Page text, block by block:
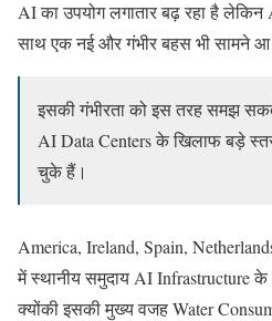
AI का उपयोग लगातार बढ़ रहा है
साथ एक नई और गंभीर बहस भी सामने आ
इसकी गंभीरता को इस तरह समझ
AI Data Centers के खिलाफ बड़े स्तर
चुके हैं।
America, Ireland, Spain,
में स्थानीय समुदाय AI Infrastructure के
क्योंकी इसकी मुख्य वजह Water